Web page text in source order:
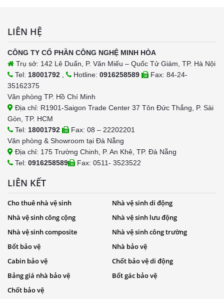
LIÊN HỆ
CÔNG TY CỔ PHẦN CÔNG NGHỆ MINH HÒA
Trụ sở: 142 Lê Duẩn, P. Văn Miếu – Quốc Tử Giám, TP. Hà Nội
Tel: 18001792 , Hotline: 0916258589
Fax: 84-24-
35162375
Văn phòng TP. Hồ Chí Minh
Địa chỉ: R1901-Saigon Trade Center 37 Tôn Đức Thắng, P. Sài
Gòn, TP. HCM
Tel: 18001792
Fax: 08 – 22202201
Văn phòng & Showroom tại Đà Nẵng
Địa chỉ: 175 Trường Chinh, P. An Khê, TP. Đà Nẵng
Tel: 0916258589 Fax: 0511- 3523522
LIÊN KẾT
Cho thuê nhà vệ sinh
Nhà vệ sinh di động
Nhà vệ sinh công cộng
Nhà vệ sinh lưu động
Nhà vệ sinh composite
Nhà vệ sinh công trường
Bốt bảo vệ
Nhà bảo vệ
Cabin bảo vệ
Chốt bảo vệ di động
Bảng giá nhà bảo vệ
Bốt gác bảo vệ
Chốt bảo vệ